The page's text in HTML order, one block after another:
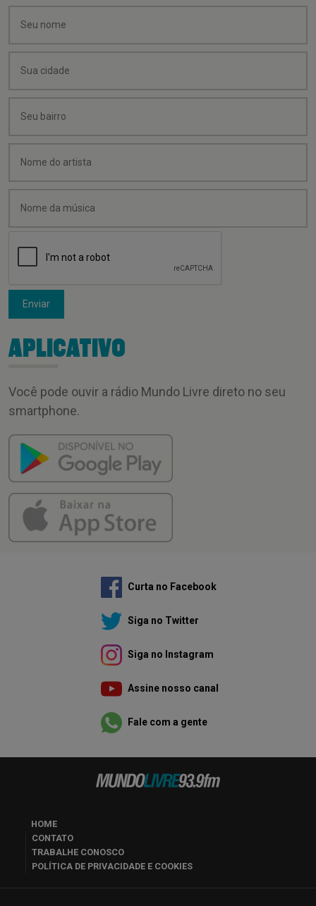
Enviar
APLICATIVO
Você pode ouvir a rádio Mundo Livre direto no seu
smartphone.
Curta no Facebook
Siga no Twitter
Siga no Instagram
Assine nosso canal
Fale com a gente
HOME
CONTATO
TRABALHE CONOSCO
POLÍTICA DE PRIVACIDADE E COOKIES